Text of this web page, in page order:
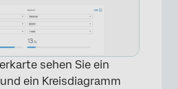
sehen Sie ein
ein Kreisdiagramm